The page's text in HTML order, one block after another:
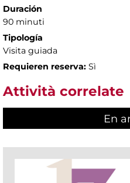
Duración
90 minuti
Tipología
Visita guiada
Requieren reserva: Sì
Attività correlate
En